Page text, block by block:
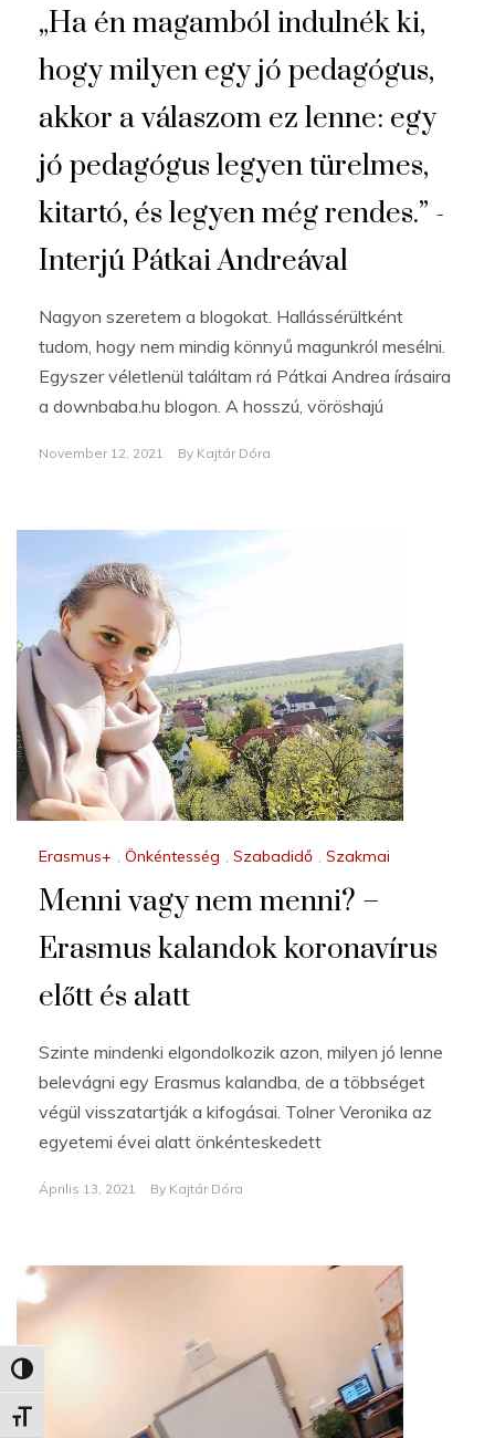
Nagy kontraszt váltása
Betűméret váltása
„Ha én magamból indulnék ki,
hogy milyen egy jó pedagógus,
akkor a válaszom ez lenne: egy
jó pedagógus legyen türelmes,
kitartó, és legyen még rendes.” -
Interjú Pátkai Andreával
Nagyon szeretem a blogokat. Hallássérültként
tudom, hogy nem mindig könnyű magunkról mesélni.
Egyszer véletlenül találtam rá Pátkai Andrea írásaira
a downbaba.hu blogon. A hosszú, vöröshajú
November 12, 2021 By Kajtár Dóra
Erasmus+ Önkéntesség Szabadidő Szakmai
Menni vagy nem menni? –
Erasmus kalandok koronavírus
előtt és alatt
Szinte mindenki elgondolkozik azon, milyen jó lenne
belevágni egy Erasmus kalandba, de a többséget
végül visszatartják a kifogásai. Tolner Veronika az
egyetemi évei alatt önkénteskedett
Április 13, 2021 By Kajtár Dóra